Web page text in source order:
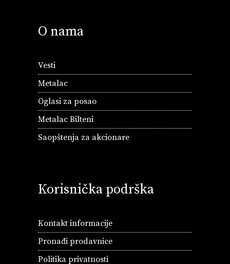
O nama
Vesti
Metalac
Oglasi za posao
Metalac Bilteni
Saopštenja za akcionare
Korisnička podrška
Kontakt informacije
Pronađi prodavnice
Politika privatnosti